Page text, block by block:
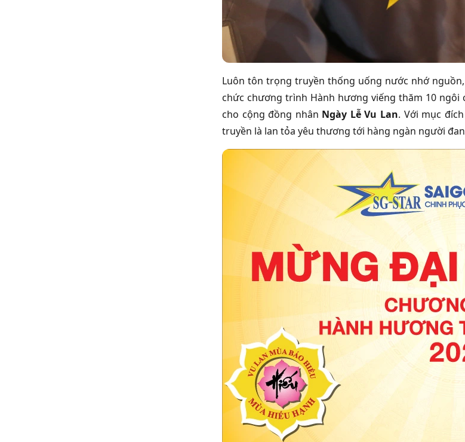
Luôn tôn trọng truyền thống uống nước nhớ
chức chương trình Hành hương viếng thăm 10
cho cộng đồng nhân Ngày Lễ Vu Lan. Với mục
truyền là lan tỏa yêu thương tới hàng ngàn người